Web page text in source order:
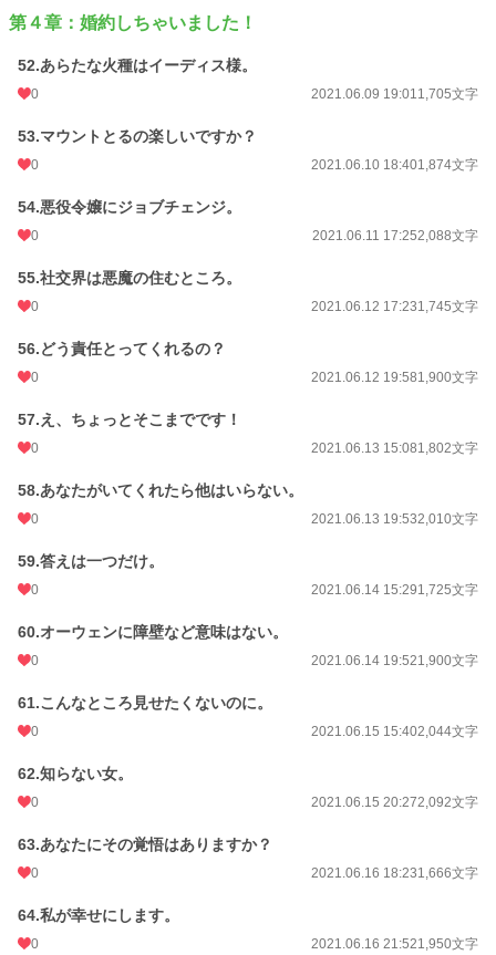
第４章：婚約しちゃいました！
52.あらたな火種はイーディス様。
0 2021.06.09 19:011,705文字
53.マウントとるの楽しいですか？
0 2021.06.10 18:401,874文字
54.悪役令嬢にジョブチェンジ。
0 2021.06.11 17:252,088文字
55.社交界は悪魔の住むところ。
0 2021.06.12 17:231,745文字
56.どう責任とってくれるの？
0 2021.06.12 19:581,900文字
57.え、ちょっとそこまでです！
0 2021.06.13 15:081,802文字
58.あなたがいてくれたら他はいらない。
0 2021.06.13 19:532,010文字
59.答えは一つだけ。
0 2021.06.14 15:291,725文字
60.オーウェンに障壁など意味はない。
0 2021.06.14 19:521,900文字
61.こんなところ見せたくないのに。
0 2021.06.15 15:402,044文字
62.知らない女。
0 2021.06.15 20:272,092文字
63.あなたにその覚悟はありますか？
0 2021.06.16 18:231,666文字
64.私が幸せにします。
0 2021.06.16 21:521,950文字